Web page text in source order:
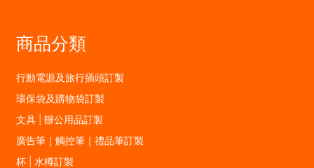
商品分類
行動電源及旅行插頭訂製
環保袋及購物袋訂製
文具 | 辦公用品訂製
廣告筆｜觸控筆｜禮品筆訂製
杯 | 水樽訂製